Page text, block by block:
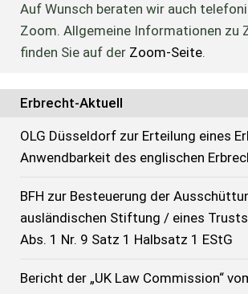
Auf Wunsch beraten wir auch
Zoom. Allgemeine Informationen zu
finden Sie auf der Zoom-Seite.
Erbrecht-Aktuell
OLG Düsseldorf zur Erteilung eines
Anwendbarkeit des englischen
BFH zur Besteuerung der
ausländischen Stiftung / eines
Abs. 1 Nr. 9 Satz 1 Halbsatz 1 EStG
Bericht der „UK Law Commission“